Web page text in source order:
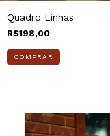
Quadro Linhas
R$198,00
COMPRAR